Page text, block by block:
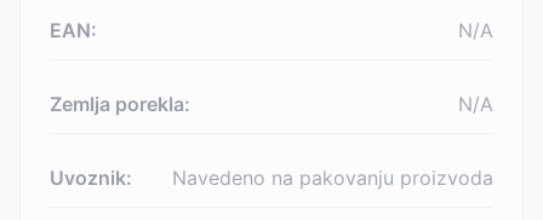
EAN: N/A
Zemlja porekla: N/A
Uvoznik: Navedeno na pakovanju proizvoda